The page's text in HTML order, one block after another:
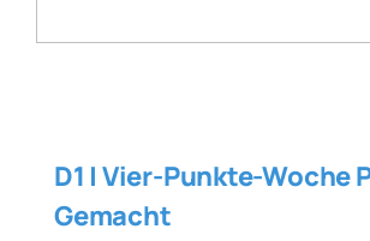
D1 | Vier-Punkte-Woche
Gemacht